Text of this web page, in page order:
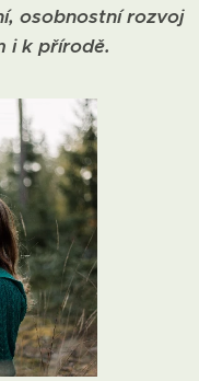
osobnostní rozvoj
i k přírodě.